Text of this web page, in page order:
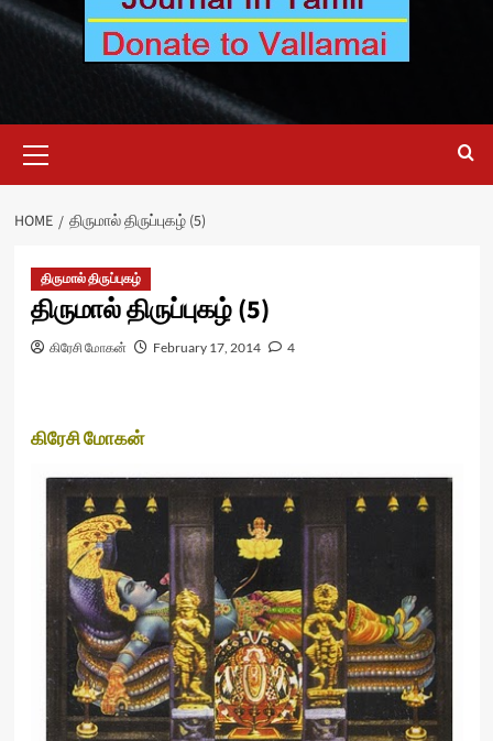
Menu
HOME திருமால் திருப்புகழ் (5)
திருமால் திருப்புகழ்
திருமால் திருப்புகழ் (5)
கிரேசி மோகன் February 17, 2014 4
கிரேசி மோகன்